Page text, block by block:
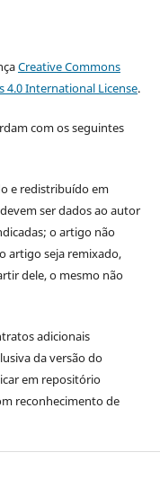
Creative Commons
International License.
com os seguintes
e redistribuído em
ser dados ao autor
o artigo não
artigo seja remixado,
dele, o mesmo não
adicionais
da versão do
em repositório
reconhecimento de